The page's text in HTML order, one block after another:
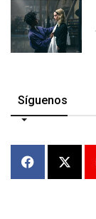
Síguenos